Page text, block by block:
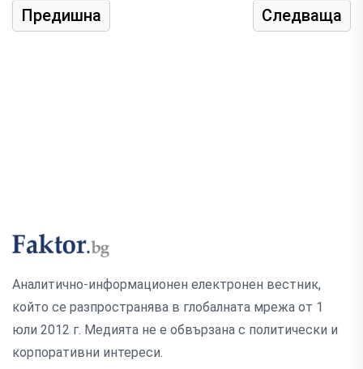
Предишна Следваща
Аналитично-информационен електронен вестник,
който се разпространява в глобалната мрежа от 1
юли 2012 г. Медията не е обвързана с политически и
корпоративни интереси.